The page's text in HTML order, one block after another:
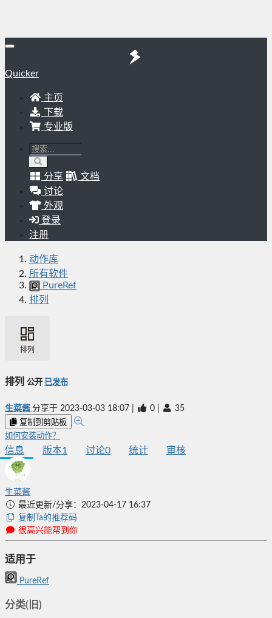
Quicker
主页
下载
专业版
分享
文档
讨论
外观
登录
注册
动作库
所有软件
PureRef
排列
排列
排列 公开 已发布
生菜酱 分享于 2023-03-03 18:07 0 35
复制到剪贴板
如何安装动作？
信息 版本1 讨论0 统计 审核
生菜酱
最近更新/分享：2023-04-17 16:37
复制Ta的推荐码
很高兴能帮到你
适用于
PureRef
分类(旧)